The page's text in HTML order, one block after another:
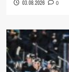
03.08.2026 0